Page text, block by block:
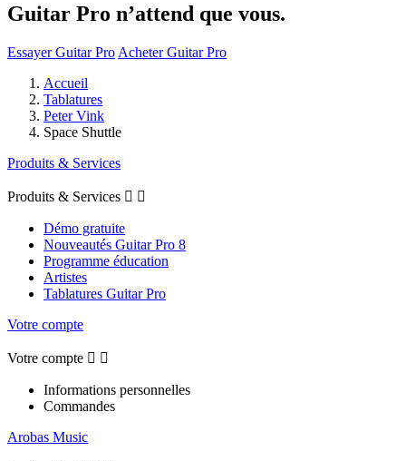
Guitar Pro n’attend que vous.
Essayer Guitar Pro Acheter Guitar Pro
Accueil
Tablatures
Peter Vink
Space Shuttle
Produits & Services
Produits & Services  
Démo gratuite
Nouveautés Guitar Pro 8
Programme éducation
Artistes
Tablatures Guitar Pro
Votre compte
Votre compte  
Informations personnelles
Commandes
Arobas Music